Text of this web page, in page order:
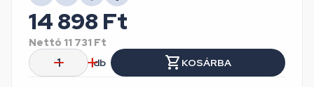
14 898 Ft
Nettó 11 731 Ft
db
KOSÁRBA